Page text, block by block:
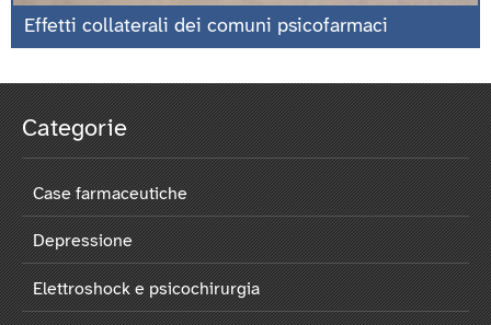
Effetti collaterali dei comuni psicofarmaci
Categorie
Case farmaceutiche
Depressione
Elettroshock e psicochirurgia